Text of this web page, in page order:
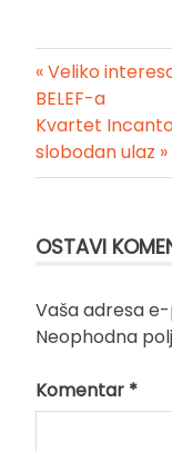
Kretanje
članka
« Veliko
BELEF-a
Kvartet
slobodan ulaz »
OSTAVI
Vaša adresa
Neophodna
Komentar *